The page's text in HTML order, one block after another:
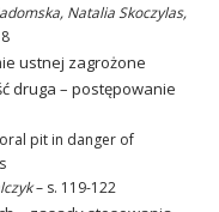
Natalia Skoczylas,
ustnej zagrożone
druga – postępowanie
pit in danger of
– s. 119-122